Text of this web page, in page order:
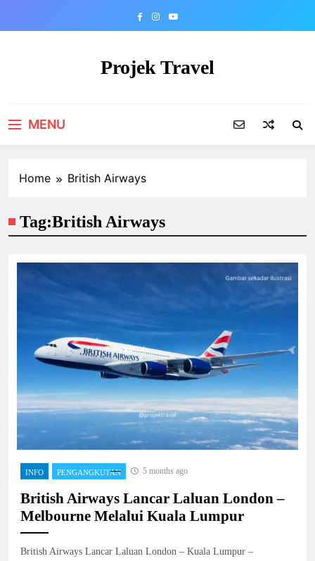
Projek Travel
MENU
Home British Airways
Tag:British Airways
INFO PENGANGKUTAN 5 months ago
British Airways Lancar Laluan London –
Melbourne Melalui Kuala Lumpur
British Airways Lancar Laluan London – Kuala Lumpur –